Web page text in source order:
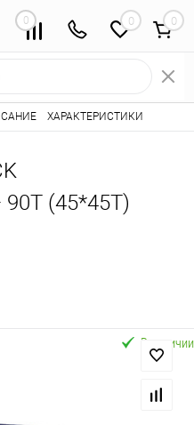
0 0
товаров ⭐ • Сердцевины
(45*45T)
ХАРАКТЕРИСТИКИ
В наличии